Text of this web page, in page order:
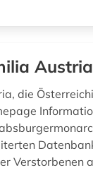
Austria
die
Verstorbenen